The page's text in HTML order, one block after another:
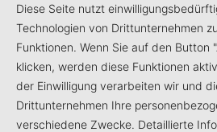
© 2025 item österreich handel gmbh
Impressum
Datenschutzerklärung
LinkedIn Facebook Instagram
Diese Seite nutzt
Technologien von Drittunternehmen
Funktionen. Wenn Sie auf den Button
klicken, werden diese Funktionen
der Einwilligung verarbeiten wir und
Drittunternehmen Ihre
verschiedene Zwecke. Detaillierte